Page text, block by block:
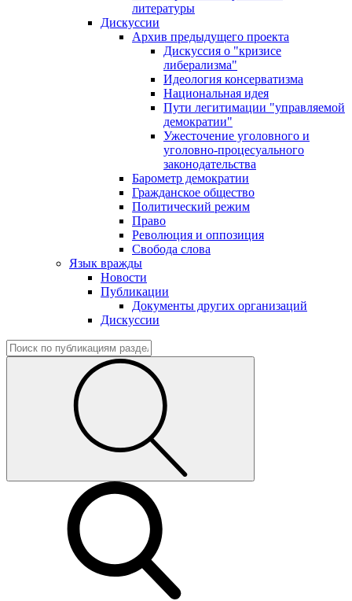
литературы
Дискуссии
Архив предыдущего проекта
Дискуссия о "кризисе
либерализма"
Идеология консерватизма
Национальная идея
Пути легитимации "управляемой
демократии"
Ужесточение уголовного и
уголовно-процесуального
законодательства
Барометр демократии
Гражданское общество
Политический режим
Право
Революция и оппозиция
Свобода слова
Язык вражды
Новости
Публикации
Документы других организаций
Дискуссии